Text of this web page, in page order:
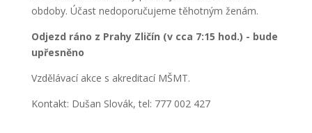
obdoby. Účast nedoporučujeme těhotným ženám.
Odjezd ráno z Prahy Zličín (v cca 7:15 hod.) - bude
upřesněno
Vzdělávací akce s akreditací MŠMT.
Kontakt: Dušan Slovák, tel: 777 002 427